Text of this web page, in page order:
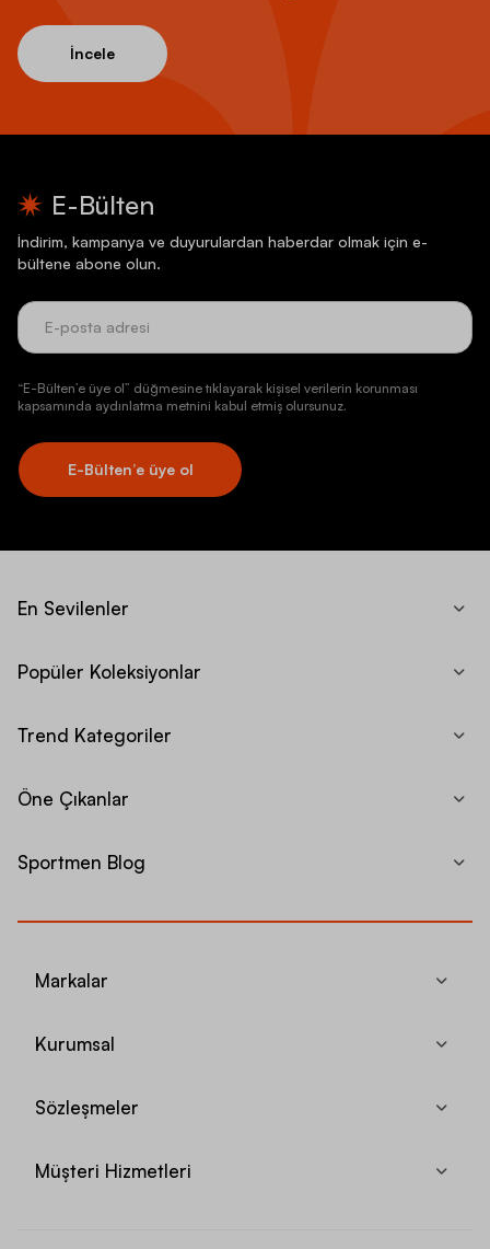
İncele
E-Bülten
İndirim, kampanya ve duyurulardan haberdar olmak için e-
bültene abone olun.
“E-Bülten’e üye ol” düğmesine tıklayarak kişisel verilerin korunması
kapsamında aydınlatma metnini kabul etmiş olursunuz.
E-Bülten’e üye ol
En Sevilenler
Popüler Koleksiyonlar
Trend Kategoriler
Öne Çıkanlar
Sportmen Blog
Markalar
Kurumsal
Sözleşmeler
Müşteri Hizmetleri